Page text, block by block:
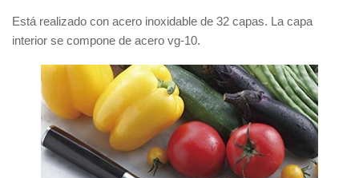
Está realizado con acero inoxidable de 32 capas. La capa
interior se compone de acero vg-10.